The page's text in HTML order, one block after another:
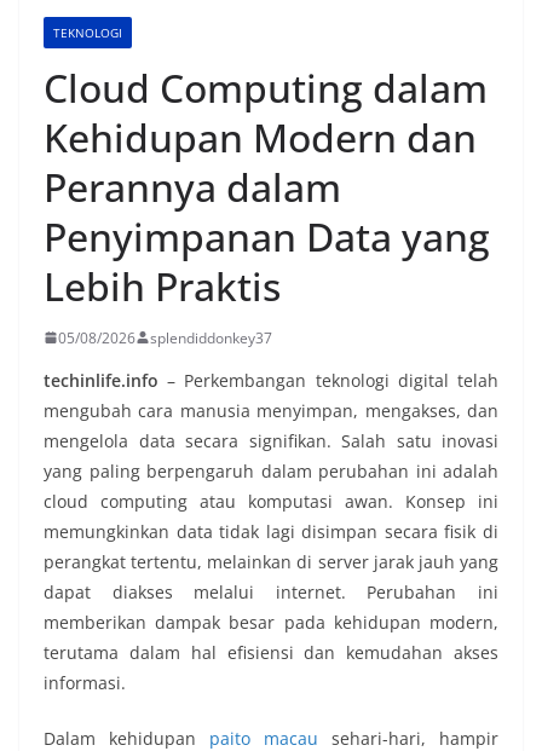
TEKNOLOGI
Cloud Computing dalam
Kehidupan Modern dan
Perannya dalam
Penyimpanan Data yang
Lebih Praktis
05/08/2026 splendiddonkey37
techinlife.info – Perkembangan teknologi digital telah
mengubah cara manusia menyimpan, mengakses, dan
mengelola data secara signifikan. Salah satu inovasi
yang paling berpengaruh dalam perubahan ini adalah
cloud computing atau komputasi awan. Konsep ini
memungkinkan data tidak lagi disimpan secara fisik di
perangkat tertentu, melainkan di server jarak jauh yang
dapat diakses melalui internet. Perubahan ini
memberikan dampak besar pada kehidupan modern,
terutama dalam hal efisiensi dan kemudahan akses
informasi.
Dalam kehidupan paito macau sehari-hari, hampir